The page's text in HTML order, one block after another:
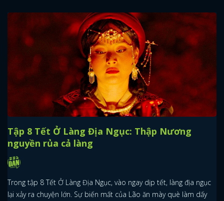
Tập 8 Tết Ở Làng Địa Ngục: Thập Nương
nguyền rủa cả làng
Trong tập 8 Tết Ở Làng Địa Ngục, vào ngay dịp tết, làng địa ngục
lại xảy ra chuyện lớn. Sự biến mất của Lão ăn mày què làm dấy